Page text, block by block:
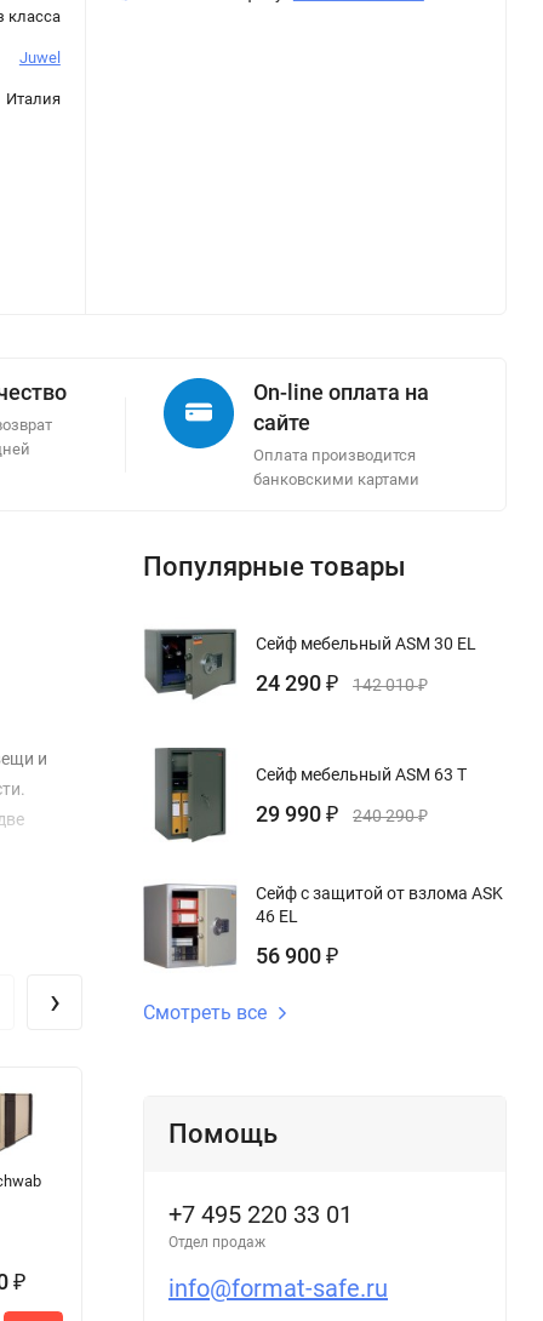
класса
Juwel
Италия
On-line оплата на
сайте
Оплата производится
банковскими картами
и
₽
бухгалтерский
встраиваемый
›
Популярные товары
Сейф мебельный ASM 30 EL
24 290 ₽ 142 010₽
Сейф мебельный ASM 63 T
29 990 ₽ 240 290₽
Сейф с защитой от взлома ASK
46 EL
56 900 ₽
Смотреть все
Помощь
+7 495 220 33 01
Отдел продаж
info@format-safe.ru